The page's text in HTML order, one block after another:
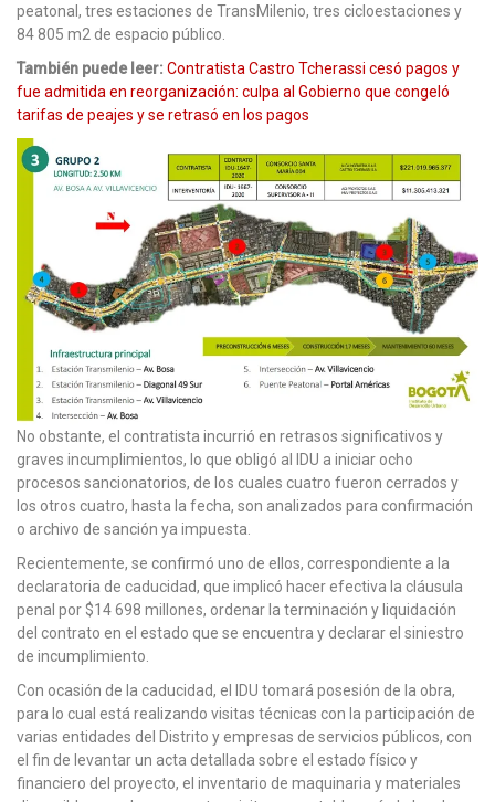
peatonal, tres estaciones de TransMilenio, tres cicloestaciones y
84 805 m2 de espacio público.
También puede leer: Contratista Castro Tcherassi cesó pagos y
fue admitida en reorganización: culpa al Gobierno que congeló
tarifas de peajes y se retrasó en los pagos
No obstante, el contratista incurrió en retrasos significativos y
graves incumplimientos, lo que obligó al IDU a iniciar ocho
procesos sancionatorios, de los cuales cuatro fueron cerrados y
los otros cuatro, hasta la fecha, son analizados para confirmación
o archivo de sanción ya impuesta.
Recientemente, se confirmó uno de ellos, correspondiente a la
declaratoria de caducidad, que implicó hacer efectiva la cláusula
penal por $14 698 millones, ordenar la terminación y liquidación
del contrato en el estado que se encuentra y declarar el siniestro
de incumplimiento.
Con ocasión de la caducidad, el IDU tomará posesión de la obra,
para lo cual está realizando visitas técnicas con la participación de
varias entidades del Distrito y empresas de servicios públicos, con
el fin de levantar un acta detallada sobre el estado físico y
financiero del proyecto, el inventario de maquinaria y materiales